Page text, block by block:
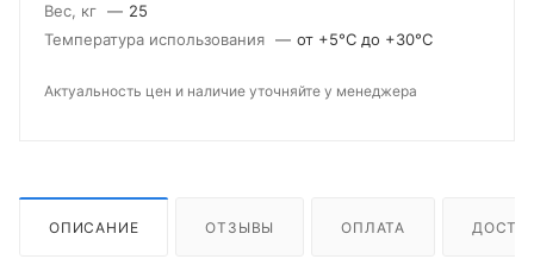
Вес, кг — 25
Температура использования — от +5°С до +30°С
Актуальность цен и наличие уточняйте у менеджера
ОПИСАНИЕ ОТЗЫВЫ ОПЛАТА